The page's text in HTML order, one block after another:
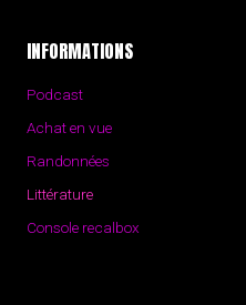
INFORMATIONS
Podcast
Achat en vue
Randonnées
Littérature
Console recalbox